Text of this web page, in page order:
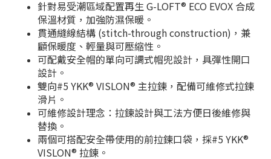
針對易受潮區域配置再生 G-LOFT® ECO EVOX 合成
保溫材質，加強防濕保暖。
貫通縫線結構 (stitch-through construction)，兼
顧保暖度、輕量與可壓縮性。
可配戴安全帽的單向可調式帽兜設計，具彈性開口
設計。
雙向#5 YKK® VISLON® 主拉鍊，配備可維修式拉鍊
滑片。
可維修設計理念：拉鍊設計與工法方便日後維修與
替換。
兩個可搭配安全帶使用的前拉鍊口袋，採#5 YKK®
VISLON® 拉鍊。